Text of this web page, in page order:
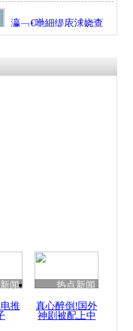
瀛﹁€咃細缇庡浗娆查
€间笢鍗椾簹涓庝腑鍥
瘑灞€
闻
推
热点新闻
真心醉倒!国外
神剧被配上中